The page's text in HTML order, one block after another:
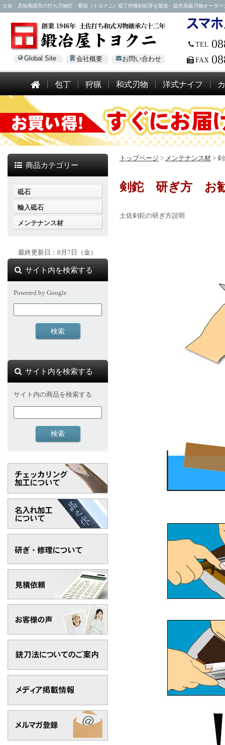
土佐・高知南国市の打ち刃物匠・豊国（トヨクニ）庖丁狩猟剣鉈等を製造・販売高級刃物オーダ
Global Site 会社概要 お問い合わせ
TEL
FAX
包丁 狩猟 和式刃物 洋式ナイフ
トップページ > メンテナンス材 >
剣鉈 研ぎ方 お
土佐剣鉈の研ぎ方説明
商品カテゴリー
砥石
輸入砥石
メンテナンス材
最終更新日：8月7日（金）
サイト内を検索する
Powered by Google
サイト内を検索する
サイト内の商品を検索する